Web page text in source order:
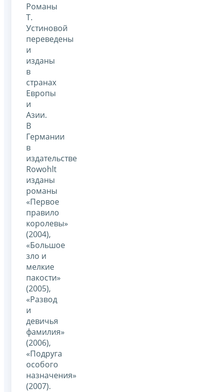
Романы
Т.
Устиновой
переведены
и
изданы
в
странах
Европы
и
Азии.
В
Германии
в
издательстве
Rowohlt
изданы
романы
«Первое
правило
королевы»
(2004),
«Большое
зло и
мелкие
пакости»
(2005),
«Развод
и
девичья
фамилия»
(2006),
«Подруга
особого
назначения»
(2007).